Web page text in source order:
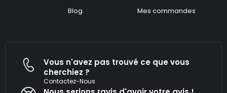
Blog
Mes commandes
Vous n'avez pas trouvé ce que vous
cherchiez ?
Contactez-Nous